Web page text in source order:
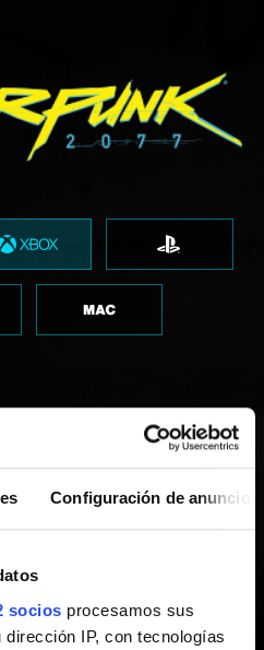
Configuración de anuncios
socios procesamos sus
IP, con tecnologías
APP
arcade de